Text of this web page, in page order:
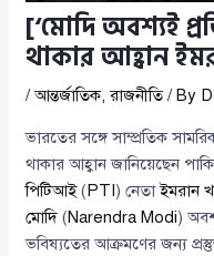
[‘মোদি অবশ্যই
থাকার আহ্বান
/আন্তর্জাতিক,রাজনীতি/ By
ভারতের সঙ্গে সাম্প্রতিক
থাকার আহ্বান জানিয়েছেন
পিটিআই( PTI ) নেতাইমরান
মোদি (Narendra Modi)
ভবিষ্যতের আক্রমণের জন্য